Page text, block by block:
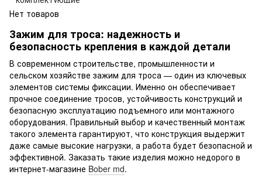
Нет товаров
Зажим для троса: надежность и
безопасность крепления в каждой детали
В современном строительстве, промышленности и
сельском хозяйстве зажим для троса — один из ключевых
элементов системы фиксации. Именно он обеспечивает
прочное соединение тросов, устойчивость конструкций и
безопасную эксплуатацию подъемного или монтажного
оборудования. Правильный выбор и качественный монтаж
такого элемента гарантируют, что конструкция выдержит
даже самые высокие нагрузки, а работа будет безопасной и
эффективной. Заказать такие изделия можно недорого в
интернет-магазине Bober md.